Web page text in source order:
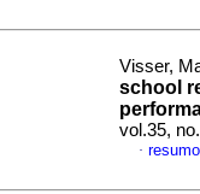
Visser,
school
vol.35,
·